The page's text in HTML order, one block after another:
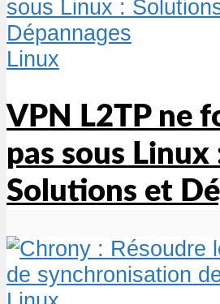
Linux
VPN L2TP ne
pas sous Linux
Solutions et